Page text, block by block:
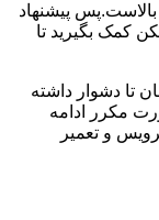
پیشنهاد
کمک بگیرید تا
تا دشوار داشته
مکرر ادامه
و تعمیر